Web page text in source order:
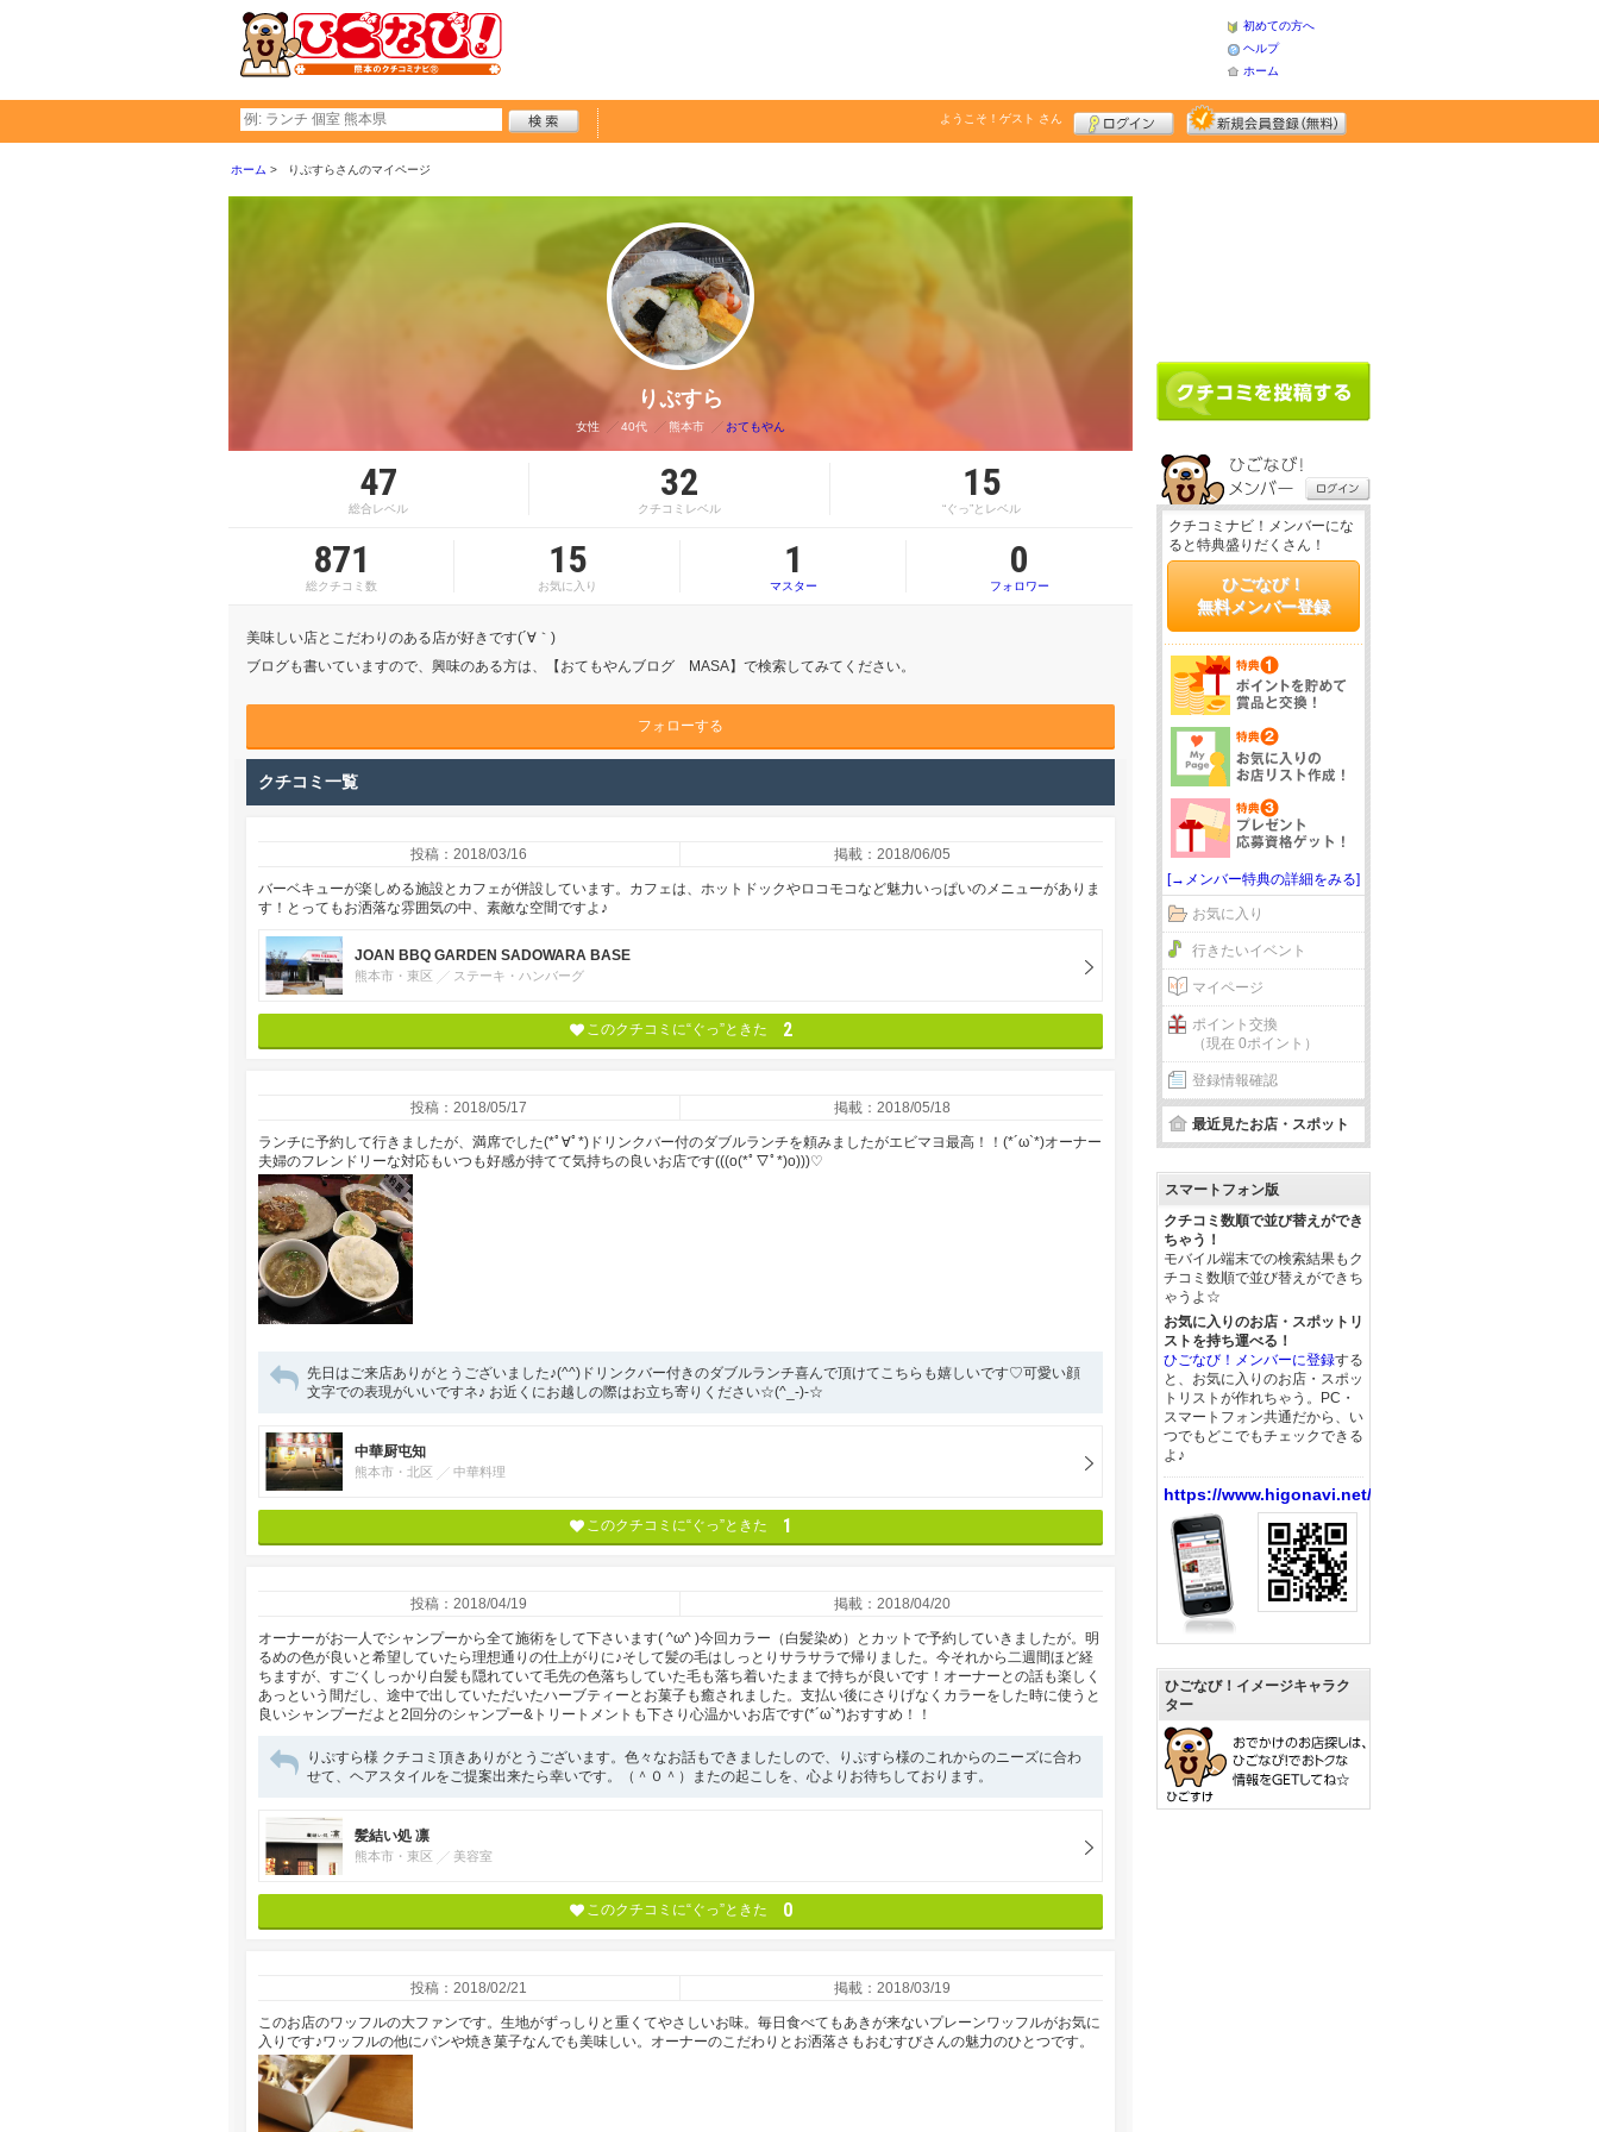
初めての方へ
ヘルプ
ホーム
ようこそ！ ゲスト さん
ホーム りぷすらさんのマイページ
りぷすら
女性 40代 熊本市 おてもやん
47
総合レベル
32
クチコミレベル
15
“ぐっ”とレベル
871
総クチコミ数
15
お気に入り
1
マスター
0
フォロワー
美味しい店とこだわりのある店が好きです(´∀｀)
ブログも書いていますので、興味のある方は、【おてもやんブログ MASA】で検索してみてください。
フォローする
クチコミ一覧
投稿：2018/03/16 掲載：2018/06/05
バーベキューが楽しめる施設とカフェが併設しています。カフェは、ホットドックやロコモコなど魅力いっぱいのメニューがありま
す！とってもお洒落な雰囲気の中、素敵な空間ですよ♪
JOAN BBQ GARDEN SADOWARA BASE
熊本市・東区 ステーキ・ハンバーグ
このクチコミに“ぐっ”ときた 2
投稿：2018/05/17 掲載：2018/05/18
ランチに予約して行きましたが、満席でした(*ﾟ∀ﾟ*)ドリンクバー付のダブルランチを頼みましたがエビマヨ最高！！(*´ω`*)オーナー
夫婦のフレンドリーな対応もいつも好感が持てて気持ちの良いお店です(((o(*ﾟ▽ﾟ*)o)))♡
先日はご来店ありがとうございました♪(^^)ドリンクバー付きのダブルランチ喜んで頂けてこちらも嬉しいです♡可愛い顔
文字での表現がいいですネ♪ お近くにお越しの際はお立ち寄りください☆(^_-)-☆
中華厨屯知
熊本市・北区 中華料理
このクチコミに“ぐっ”ときた 1
投稿：2018/04/19 掲載：2018/04/20
オーナーがお一人でシャンプーから全て施術をして下さいます( ^ω^ )今回カラー（白髪染め）とカットで予約していきましたが。明
るめの色が良いと希望していたら理想通りの仕上がりに♪そして髪の毛はしっとりサラサラで帰りました。今それから二週間ほど経
ちますが、すごくしっかり白髪も隠れていて毛先の色落ちしていた毛も落ち着いたままで持ちが良いです！オーナーとの話も楽しく
あっという間だし、途中で出していただいたハーブティーとお菓子も癒されました。支払い後にさりげなくカラーをした時に使うと
良いシャンプーだよと2回分のシャンプー&トリートメントも下さり心温かいお店です(*´ω`*)おすすめ！！
りぷすら様 クチコミ頂きありがとうございます。色々なお話もできましたしので、りぷすら様のこれからのニーズに合わ
せて、ヘアスタイルをご提案出来たら幸いです。（＾０＾）またの起こしを、心よりお待ちしております。
髪結い処 凛
熊本市・東区 美容室
このクチコミに“ぐっ”ときた 0
投稿：2018/02/21 掲載：2018/03/19
このお店のワッフルの大ファンです。生地がずっしりと重くてやさしいお味。毎日食べてもあきが来ないプレーンワッフルがお気に
入りです♪ワッフルの他にパンや焼き菓子なんでも美味しい。オーナーのこだわりとお洒落さもおむすびさんの魅力のひとつです。
クチコミナビ！メンバーにな
ると特典盛りだくさん！
ひごなび！
無料メンバー登録
[→メンバー特典の詳細をみる]
お気に入り
行きたいイベント
マイページ
ポイント交換
（現在 0ポイント）
登録情報確認
最近見たお店・スポット
スマートフォン版
クチコミ数順で並び替えができ
ちゃう！
モバイル端末での検索結果もク
チコミ数順で並び替えができち
ゃうよ☆
お気に入りのお店・スポットリ
ストを持ち運べる！
ひごなび！メンバーに登録する
と、お気に入りのお店・スポッ
トリストが作れちゃう。PC・
スマートフォン共通だから、い
つでもどこでもチェックできる
よ♪
https://www.higonavi.net/
ひごなび！イメージキャラク
ター